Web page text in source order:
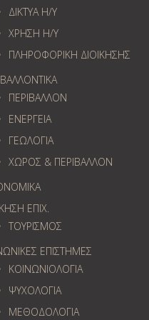
ΔΙΚΤΥΑ Η/Υ
ΧΡΗΣΗ Η/Υ
ΠΛΗΡΟΦΟΡΙΚΗ ΔΙΟΙΚΗΣΗΣ
ΠΕΡΙΒΑΛΛΟΝ
ΕΝΕΡΓΕΙΑ
ΓΕΩΛOΓΙΑ
ΧΩΡΟΣ & ΠΕΡΙΒΑΛΛΟΝ
ΕΠΙΧ.
ΤΟΥΡΙΣΜΟΣ
ΕΠΙΣΤΗΜΕΣ
ΚΟΙΝΩΝΙΟΛΟΓΙΑ
ΨΥΧΟΛΟΓΙΑ
ΜΕΘΟΔΟΛΟΓΙΑ